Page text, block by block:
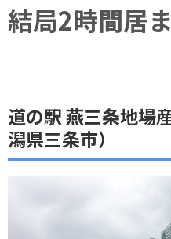
結局2時間居
道の駅 燕三条地場
潟県三条市）